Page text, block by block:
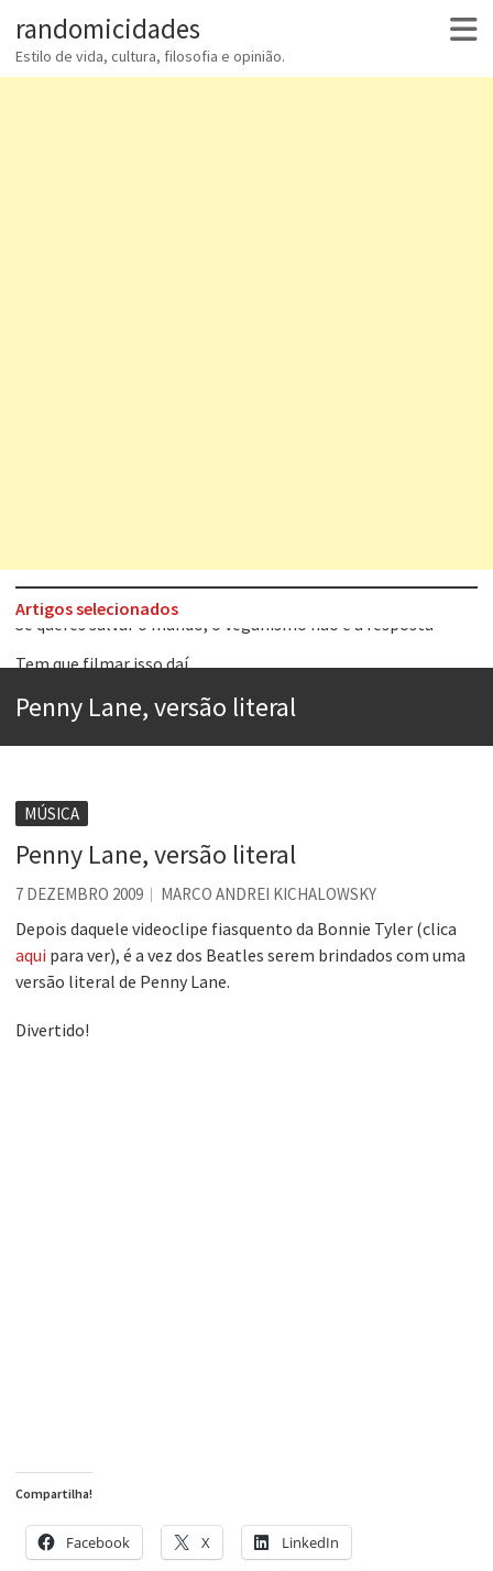
randomicidades
Estilo de vida, cultura, filosofia e opinião.
Artigos selecionados
Aprender a fracassar é o segredo do sucesso
Esse tal de Rock Gaúcho
Os causos de Jorge Luis Borges
Voto obrigatório é correto?
Se queres salvar o mundo, o veganismo não é a resposta
Penny Lane, versão literal
MÚSICA
Penny Lane, versão literal
7 DEZEMBRO 2009 MARCO ANDREI KICHALOWSKY
Depois daquele videoclipe fiasquento da Bonnie Tyler (clica
aqui para ver), é a vez dos Beatles serem brindados com uma
versão literal de Penny Lane.
Divertido!
Compartilha!
Facebook X LinkedIn